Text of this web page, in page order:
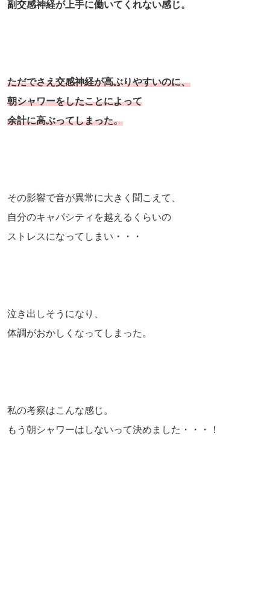
副交感神経が上手に働いてくれない感じ。
ただでさえ交感神経が高ぶりやすいのに、
朝シャワーをしたことによって
余計に高ぶってしまった。
その影響で音が異常に大きく聞こえて、
自分のキャパシティを越えるくらいの
ストレスになってしまい・・・
泣き出しそうになり、
体調がおかしくなってしまった。
私の考察はこんな感じ。
もう朝シャワーはしないって決めました・・・！